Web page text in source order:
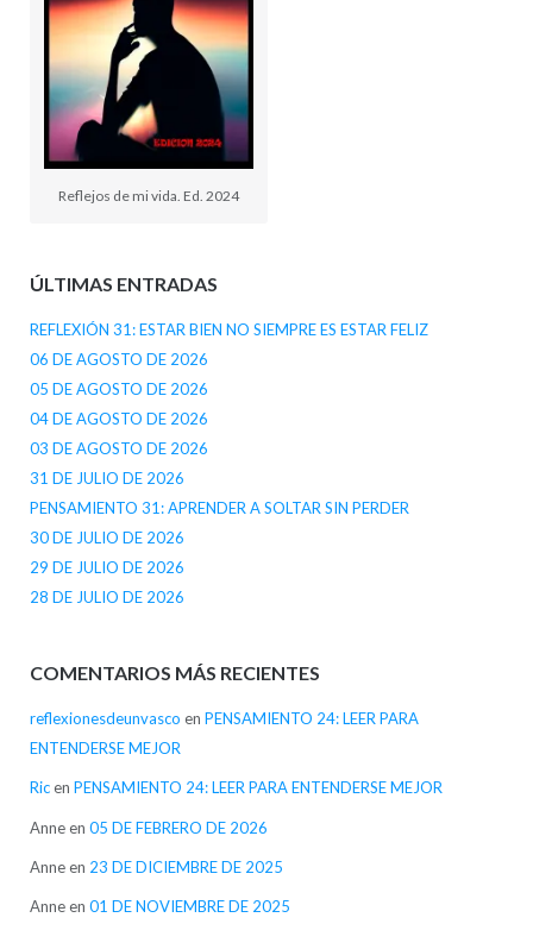
Reflejos de mi vida. Ed. 2024
ÚLTIMAS ENTRADAS
REFLEXIÓN 31: ESTAR BIEN NO SIEMPRE ES ESTAR FELIZ
06 DE AGOSTO DE 2026
05 DE AGOSTO DE 2026
04 DE AGOSTO DE 2026
03 DE AGOSTO DE 2026
31 DE JULIO DE 2026
PENSAMIENTO 31: APRENDER A SOLTAR SIN PERDER
30 DE JULIO DE 2026
29 DE JULIO DE 2026
28 DE JULIO DE 2026
COMENTARIOS MÁS RECIENTES
reflexionesdeunvasco en PENSAMIENTO 24: LEER PARA
ENTENDERSE MEJOR
Ricen PENSAMIENTO 24: LEER PARA ENTENDERSE MEJOR
Anneen 05 DE FEBRERO DE 2026
Anneen 23 DE DICIEMBRE DE 2025
Anneen 01 DE NOVIEMBRE DE 2025